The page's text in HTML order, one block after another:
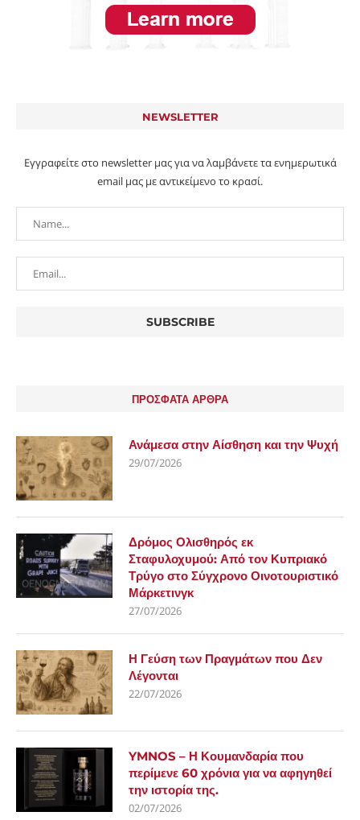
NEWSLETTER
Εγγραφείτε στο newsletter μας για να λαμβάνετε τα ενημερωτικά
email μας με αντικείμενο το κρασί.
ΠΡΟΣΦΑΤΑ ΑΡΘΡΑ
Ανάμεσα στην Αίσθηση και την Ψυχή
29/07/2026
Δρόμος Ολισθηρός εκ
Σταφυλοχυμού: Από τον Κυπριακό
Τρύγο στο Σύγχρονο Οινοτουριστικό
Μάρκετινγκ
27/07/2026
Η Γεύση των Πραγμάτων που Δεν
Λέγονται
22/07/2026
YMNOS – Η Κουμανδαρία που
περίμενε 60 χρόνια για να αφηγηθεί
την ιστορία της.
02/07/2026